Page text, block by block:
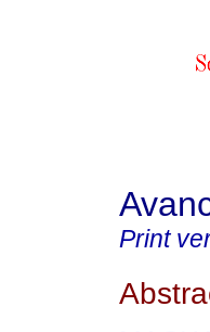
Print